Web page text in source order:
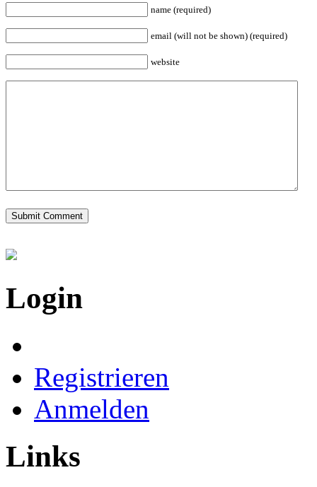
name (required)
email (will not be shown) (required)
website
Login
Registrieren
Anmelden
Links